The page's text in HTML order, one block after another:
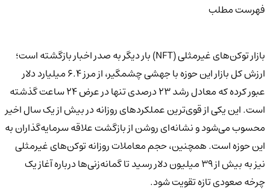
فهرست مطلب
بازار توکن‌های غیرمثلی (NFT) بار دیگر به صدر اخبار بازگشته است؛
ارزش کل بازار این حوزه با جهشی چشمگیر، از مرز ۶.۴ میلیارد دلار
عبور کرده که معادل رشد ۲۳ درصدی تنها در عرض ۲۴ ساعت گذشته
است. این یکی از قوی‌ترین عملکردهای روزانه در بیش از یک سال اخیر
محسوب می‌شود و نشانه‌ای روشن از بازگشت علاقه سرمایه‌گذاران به
این حوزه است. همچنین، حجم معاملات روزانه توکن‌های غیرمثلی
نیز به بیش از ۳۹ میلیون دلار رسید تا گمانه‌زنی‌ها درباره آغاز یک
چرخه صعودی تازه تقویت شود.